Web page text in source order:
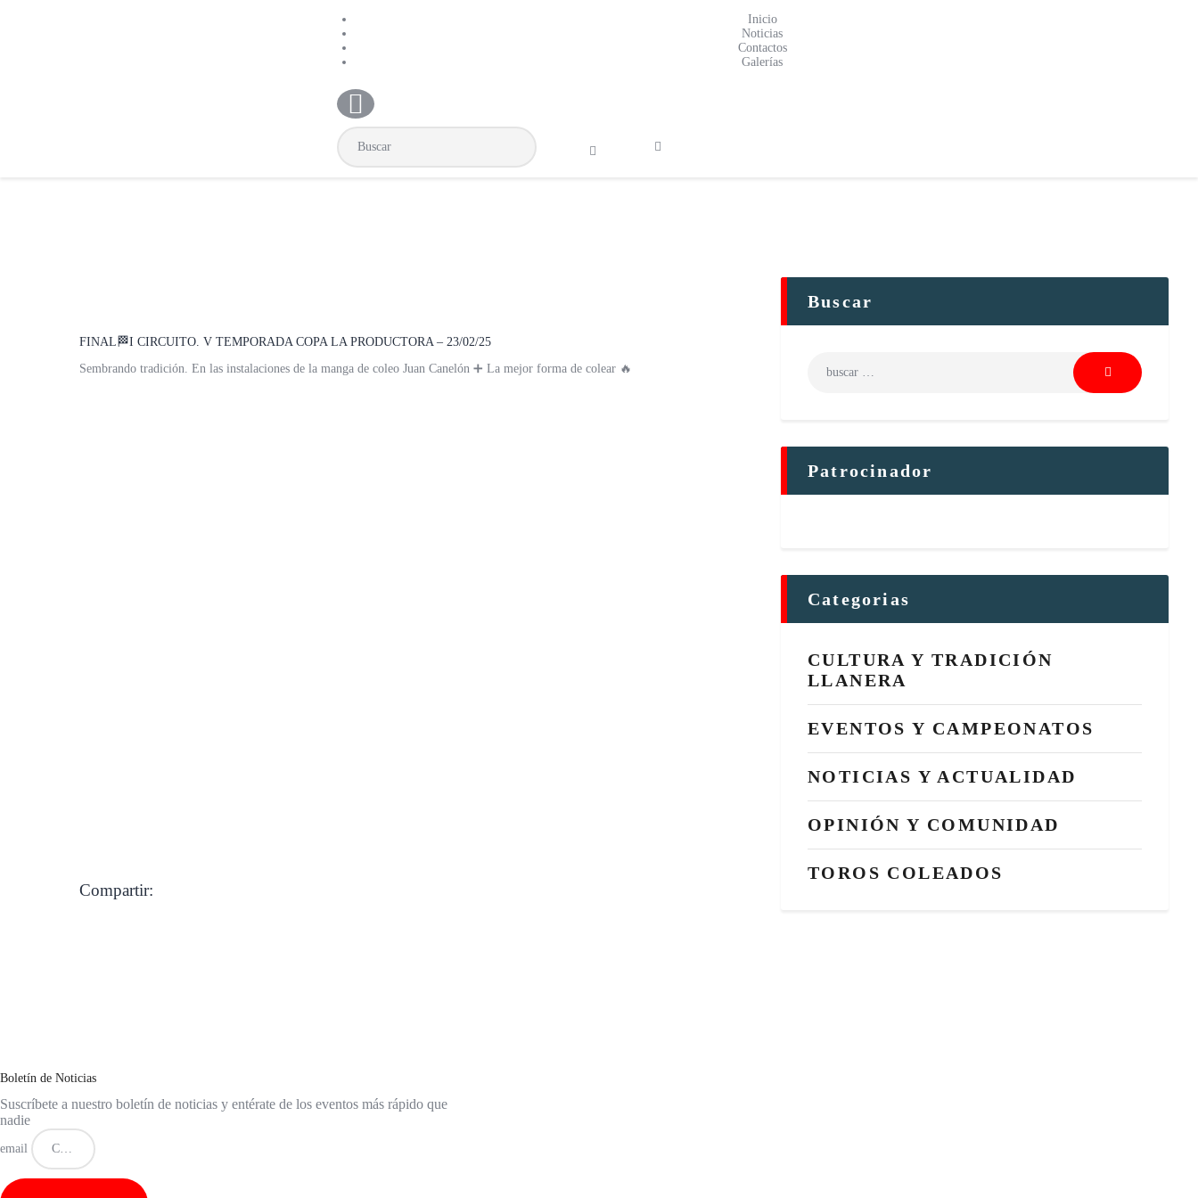
Inicio
Noticias
Contactos
Galerías
FINAL🏁I CIRCUITO. V TEMPORADA COPA LA PRODUCTORA – 23/02/25
Sembrando tradición. En las instalaciones de la manga de coleo Juan Canelón ➕ La mejor forma de colear 🔥
Compartir:
Buscar
Patrocinador
Categorias
CULTURA Y TRADICIÓN
LLANERA
EVENTOS Y CAMPEONATOS
NOTICIAS Y ACTUALIDAD
OPINIÓN Y COMUNIDAD
TOROS COLEADOS
Boletín de Noticias
Suscríbete a nuestro boletín de noticias y entérate de los eventos más rápido que
nadie
email